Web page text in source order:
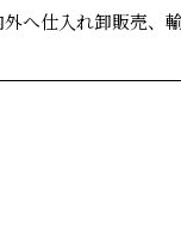
へ仕入れ卸販売、